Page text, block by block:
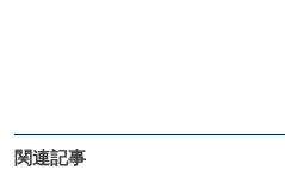
関連記事